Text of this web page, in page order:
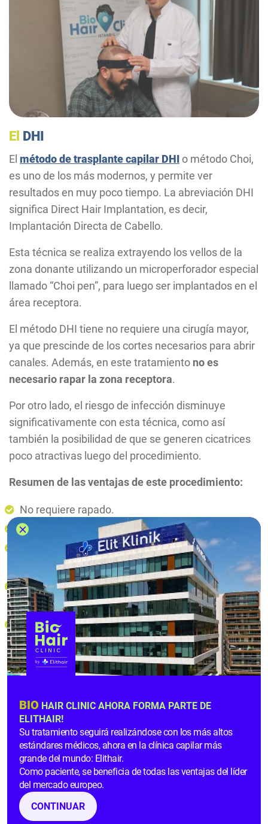
El DHI
El método de trasplante capilar DHIo método Choi,
es uno de los más modernos, y permite ver
resultados en muy poco tiempo. La abreviación DHI
significa Direct Hair Implantation, es decir,
Implantación Directa de Cabello.
Esta técnica se realiza extrayendo los vellos de la
zona donante utilizando un microperforador especial
llamado “Choi pen”, para luego ser implantados en el
área receptora.
El método DHI tiene no requiere una cirugía mayor,
ya que prescinde de los cortes necesarios para abrir
canales. Además, en este tratamiento no es
necesario rapar la zona receptora.
Por otro lado, el riesgo de infección disminuye
significativamente con esta técnica, como así
también la posibilidad de que se generen cicatrices
poco atractivas luego del procedimiento.
Resumen de las ventajas de este procedimiento:
No requiere rapado.
El tratamiento es rápido y mínimamente invasivo.
No se generan cicatrices, debido a que no es
necesario abrir canales.
Casi la totalidad del vello depilado sobrevive,
hasta un 95%.
Se pueden ver cabellos creciendo después de dos
meses.
La mejor opción para las mujeres
Diversos estudios aseguran que la alopecia
femenina parece ir en aumento, un problema que
aqueja cada vez a más mujeres en el mundo. El
patrón femenino de alopecia es bastante común,
comenzando a finales de los años 20 de la mujer y
llegando a casi el 30% en mujeres mayores de 30
años. La alopecia androgénica alcanza sus puntos
máximos después de los 50 años de edad.
BIO HAIR CLINIC AHORA FORMA PARTE DE
ELITHAIR!
Su tratamiento seguirá realizándose con los más altos
estándares médicos, ahora en la clínica capilar más
grande del mundo: Elithair.
Como paciente, se beneficia de todas las ventajas del líder
del mercado europeo.
CONTINUAR